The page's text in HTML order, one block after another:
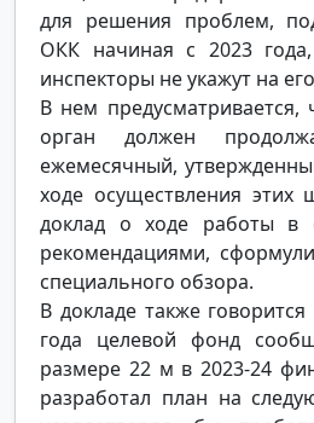
для решения проблем,
ОКК начиная с 2023
инспекторы не укажут на
В нем предусматривается,
орган должен
ежемесячный,
ходе осуществления этих
доклад о ходе работы в
рекомендациями,
специального обзора.
В докладе также
года целевой фонд
размере 22 м в 2023-24
разработал план на